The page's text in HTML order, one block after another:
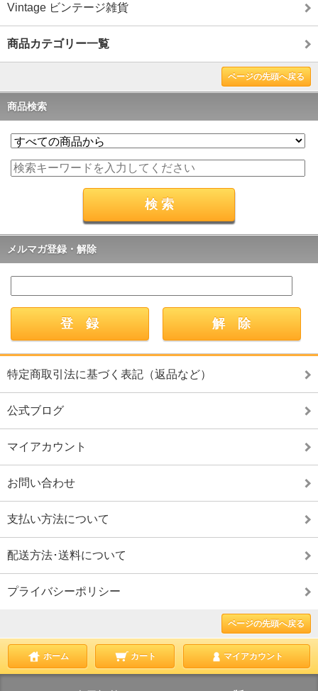
Vintage ビンテージ雑貨
商品カテゴリー一覧
ページの先頭へ戻る
商品検索
メルマガ登録・解除
特定商取引法に基づく表記（返品など）
公式ブログ
マイアカウント
お問い合わせ
支払い方法について
配送方法･送料について
プライバシーポリシー
ページの先頭へ戻る
ホーム カート マイアカウント